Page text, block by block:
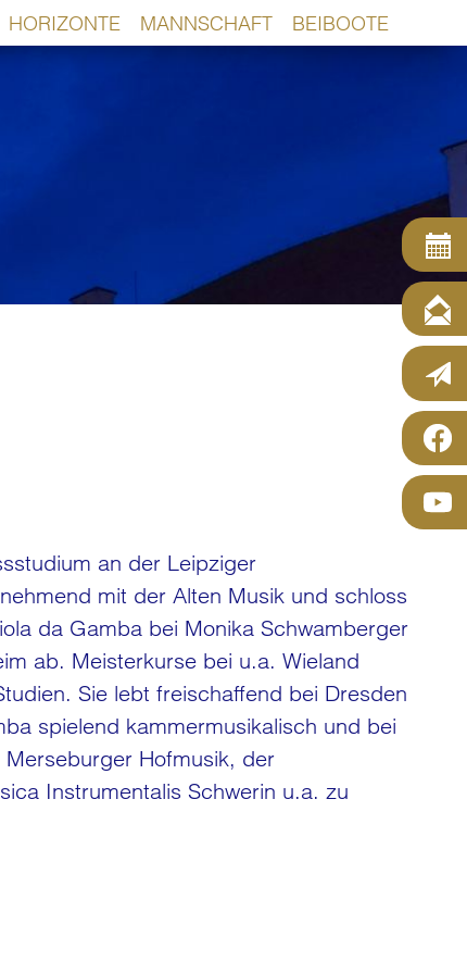
HORIZONTE MANNSCHAFT BEIBOOTE
an der Leipziger
mit der Alten Musik und schloss
da Gamba bei Monika Schwamberger
ab. Meisterkurse bei u.a. Wieland
Sie lebt freischaffend bei Dresden
spielend kammermusikalisch und bei
Hofmusik, der
Instrumentalis Schwerin u.a. zu